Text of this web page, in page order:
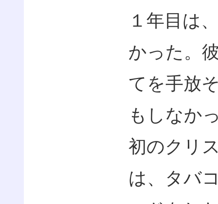
１年目は
かった。
てを手放
もしなか
初のクリ
は、タバ